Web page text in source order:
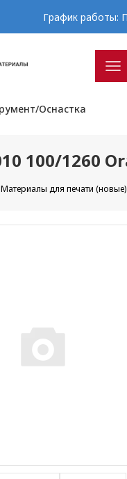
График работы:
Оснастка
100/1260
Материалы для печати (новые)